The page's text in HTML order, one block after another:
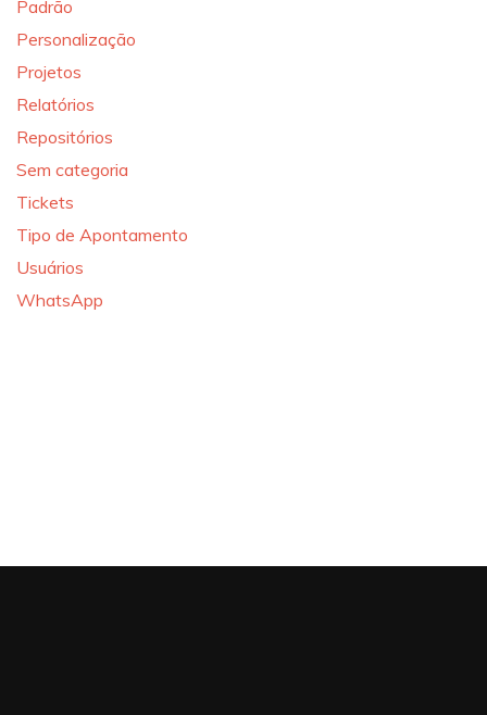
Padrão
Personalização
Projetos
Relatórios
Repositórios
Sem categoria
Tickets
Tipo de Apontamento
Usuários
WhatsApp